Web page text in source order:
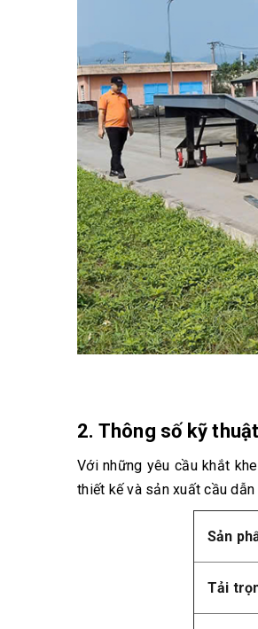
2. Thông số kỹ
Với những yêu cầu khắt
thiết kế và sản xuất cầu
Sản
Tải